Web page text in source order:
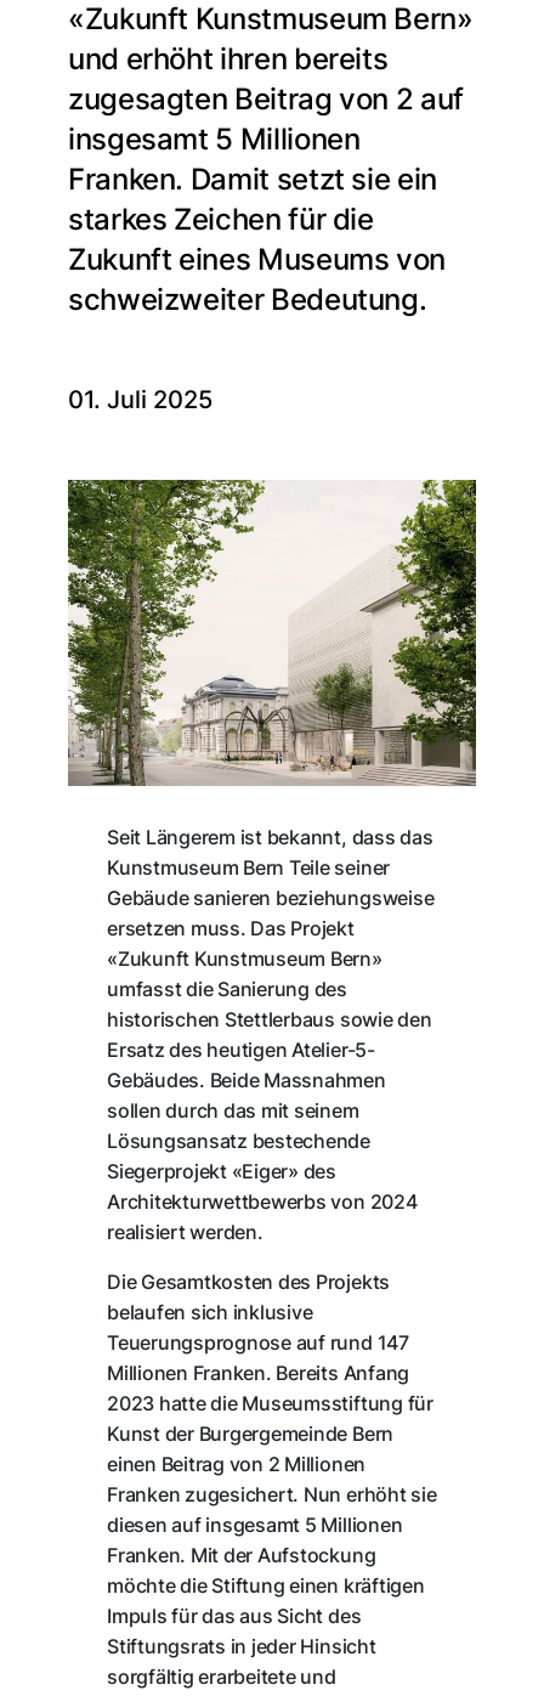
«Zukunft Kunstmuseum Bern»
und erhöht ihren bereits
zugesagten Beitrag von 2 auf
insgesamt 5 Millionen
Franken. Damit setzt sie ein
starkes Zeichen für die
Zukunft eines Museums von
schweizweiter Bedeutung.
01. Juli 2025
Seit Längerem ist bekannt, dass das
Kunstmuseum Bern Teile seiner
Gebäude sanieren beziehungsweise
ersetzen muss. Das Projekt
«Zukunft Kunstmuseum Bern»
umfasst die Sanierung des
historischen Stettlerbaus sowie den
Ersatz des heutigen Atelier-5-
Gebäudes. Beide Massnahmen
sollen durch das mit seinem
Lösungsansatz bestechende
Siegerprojekt «Eiger» des
Architekturwettbewerbs von 2024
realisiert werden.
Die Gesamtkosten des Projekts
belaufen sich inklusive
Teuerungsprognose auf rund 147
Millionen Franken. Bereits Anfang
2023 hatte die Museumsstiftung für
Kunst der Burgergemeinde Bern
einen Beitrag von 2 Millionen
Franken zugesichert. Nun erhöht sie
diesen auf insgesamt 5 Millionen
Franken. Mit der Aufstockung
möchte die Stiftung einen kräftigen
Impuls für das aus Sicht des
Stiftungsrats in jeder Hinsicht
sorgfältig erarbeitete und